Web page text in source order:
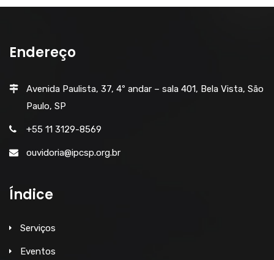
Endereço
Avenida Paulista, 37, 4º andar – sala 401, Bela Vista, São
Paulo, SP
+55 11 3129-8569
ouvidoria@ipcsp.org.br
Índice
Serviços
Eventos